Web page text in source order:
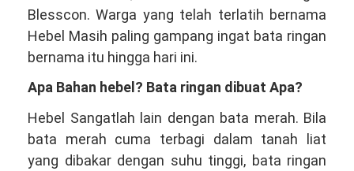
Blesscon. Warga yang telah terlatih bernama
Hebel Masih paling gampang ingat bata ringan
bernama itu hingga hari ini.
Apa Bahan hebel? Bata ringan dibuat Apa?
Hebel Sangatlah lain dengan bata merah. Bila
bata merah cuma terbagi dalam tanah liat
yang dibakar dengan suhu tinggi, bata ringan